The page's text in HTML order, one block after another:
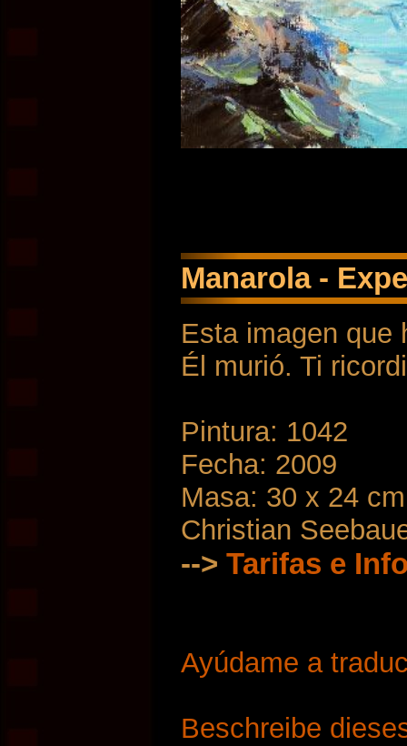
Manarola -
Esta imagen que
Él murió. Ti
Pintura: 1042
Fecha: 2009
Masa: 30 x 24 cm
Christian
--> Tarifas e
Ayúdame a
Beschreibe